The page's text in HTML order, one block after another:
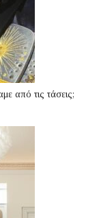
από τις τάσεις;